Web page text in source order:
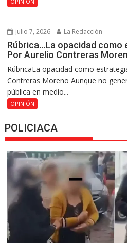
julio 7, 2026 La Redacción
Rúbrica…La opacidad
Por Aurelio Contreras
RúbricaLa opacidad como
Contreras Moreno Aunque no
pública en medio...
OPINIÓN
POLICIACA